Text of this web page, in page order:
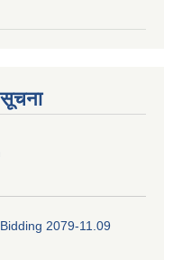
2079-11.09